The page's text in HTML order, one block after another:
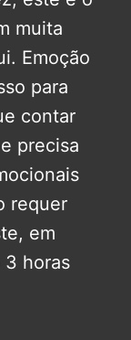
muita
Emoção
para
contar
precisa
requer
em
3 horas